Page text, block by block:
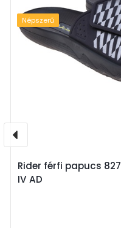
Rider férfi papucs
IV AD
Népszerű